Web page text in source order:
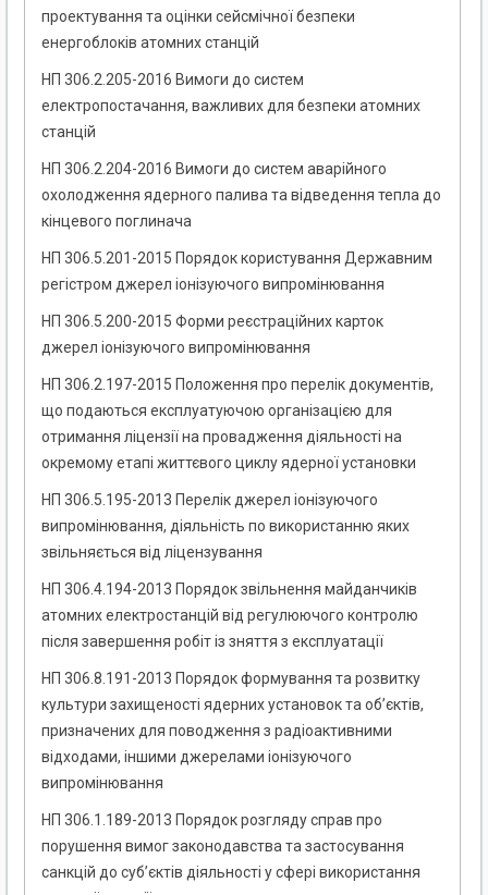
проектування та оцінки сейсмічної безпеки
енергоблоків атомних станцій
НП 306.2.205-2016 Вимоги до систем
електропостачання, важливих для безпеки атомних
станцій
НП 306.2.204-2016 Вимоги до систем аварійного
охолодження ядерного палива та відведення тепла до
кінцевого поглинача
НП 306.5.201-2015 Порядок користування Державним
регістром джерел іонізуючого випромінювання
НП 306.5.200-2015 Форми реєстраційних карток
джерел іонізуючого випромінювання
НП 306.2.197-2015 Положення про перелік документів,
що подаються експлуатуючою організацією для
отримання ліцензії на провадження діяльності на
окремому етапі життєвого циклу ядерної установки
НП 306.5.195-2013 Перелік джерел іонізуючого
випромінювання, діяльність по використанню яких
звільняється від ліцензування
НП 306.4.194-2013 Порядок звільнення майданчиків
атомних електростанцій від регулюючого контролю
після завершення робіт із зняття з експлуатації
НП 306.8.191-2013 Порядок формування та розвитку
культури захищеності ядерних установок та об’єктів,
призначених для поводження з радіоактивними
відходами, іншими джерелами іонізуючого
випромінювання
НП 306.1.189-2013 Порядок розгляду справ про
порушення вимог законодавства та застосування
санкцій до суб’єктів діяльності у сфері використання